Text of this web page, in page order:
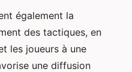
également la
des tactiques, en
les joueurs à une
une diffusion